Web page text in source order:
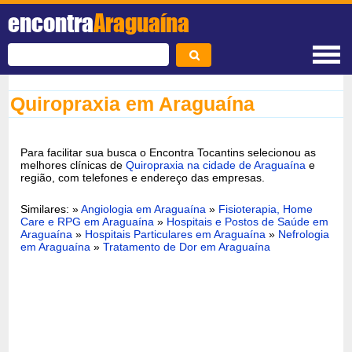
encontraAraguaína
Quiropraxia em Araguaína
Para facilitar sua busca o Encontra Tocantins selecionou as
melhores clínicas deQuiropraxia na cidade de Araguaína e
região, com telefones e endereço das empresas.
Similares: »Angiologia em Araguaína » Fisioterapia, Home
Care e RPG em Araguaína » Hospitais e Postos de Saúde em
Araguaína » Hospitais Particulares em Araguaína » Nefrologia
em Araguaína »Tratamento de Dor em Araguaína